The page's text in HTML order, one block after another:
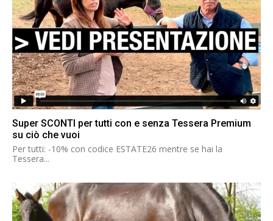
Super SCONTI per tutti con e senza Tessera Premium
su ciò che vuoi
Per tutti: -10% con codice ESTATE26 mentre se hai la
Tessera...